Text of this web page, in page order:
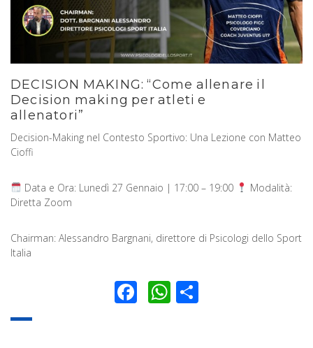
DECISION MAKING: “Come allenare il
Decision making per atleti e
allenatori”
Decision-Making nel Contesto Sportivo: Una Lezione con Matteo
Cioffi
Data e Ora: Lunedì 27 Gennaio | 17:00 – 19:00
Modalità:
Diretta Zoom
Chairman: Alessandro Bargnani, direttore di Psicologi dello Sport
Italia
Facebook
WhatsApp